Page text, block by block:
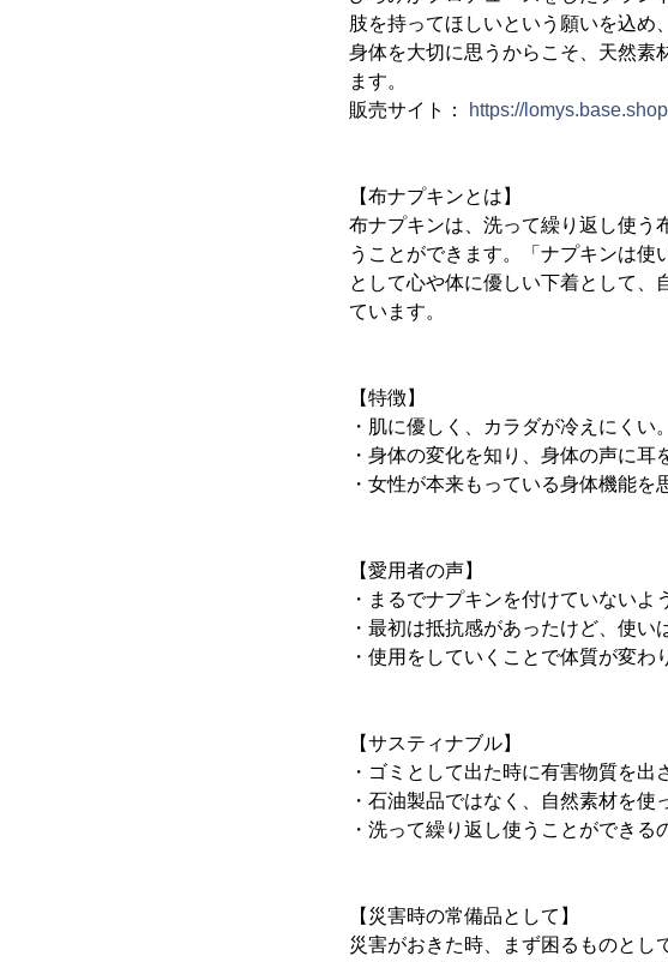
肢を持ってほしいという願いを込め
身体を大切に思うからこそ、天然素
ます。
販売サイト：
https://
【布ナプキンとは】
布ナプキンは、洗って繰り返し使う
うことができます。「ナプキンは
として心や体に優しい下着として
ています。
【特徴】
・肌に優しく、カラダが冷えにくい。
・身体の変化を知り、身体の声に耳
・女性が本来もっている身体機能を
【愛用者の声】
・まるでナプキンを付けていないよ
・最初は抵抗感があったけど、使い
・使用をしていくことで体質が変わ
【サスティナブル】
・ゴミとして出た時に有害物質を出
・石油製品ではなく、自然素材を使
・洗って繰り返し使うことができる
【災害時の常備品として】
災害がおきた時、まず困るものとし